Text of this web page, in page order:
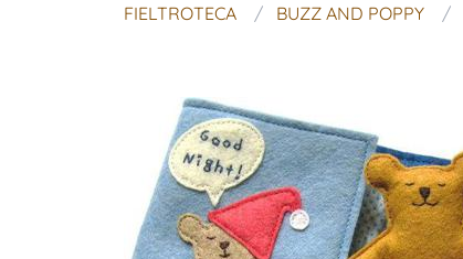
FIELTROTECA BUZZ AND POPPY